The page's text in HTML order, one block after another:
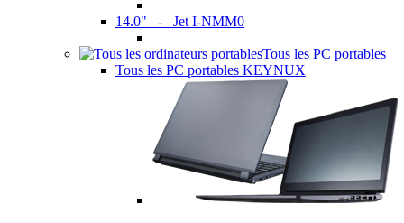
14.0" - Jet I-NMM0
Tous les PC portables
Tous les PC portables KEYNUX